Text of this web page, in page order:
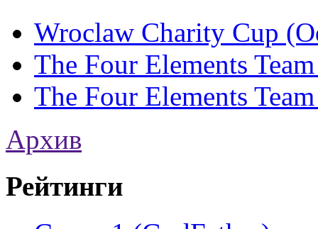
Wroclaw Charity Cup
The Four Elements
The Four Elements
Архив
Рейтинги